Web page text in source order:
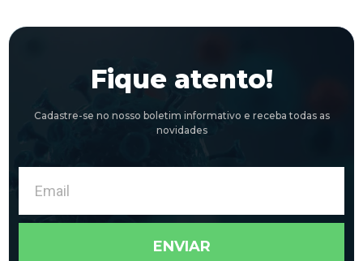
Fique atento!
Cadastre-se no nosso boletim informativo e receba todas as
novidades
ENVIAR